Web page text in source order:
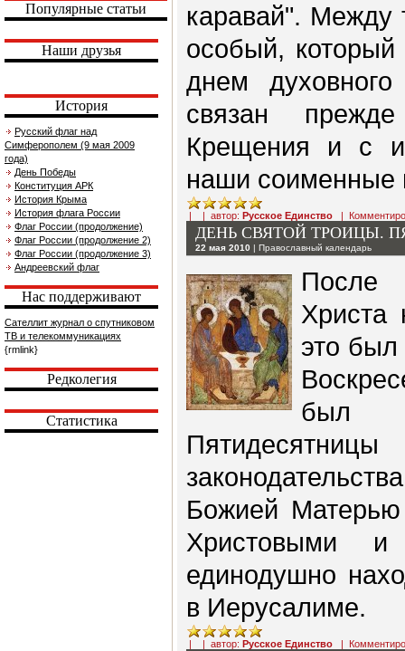
Популярные статьи
Наши друзья
История
Русский флаг над
Симферополем (9 мая 2009
года)
День Победы
Конституция АРК
История Крыма
История флага России
Флаг России (продолжение)
Флаг России (продолжение 2)
Флаг России (продолжение 3)
Андреевский флаг
Нас поддерживают
Сателлит журнал о спутниковом
ТВ и телекоммуникациях
{rmlink}
Редколегия
Статистика
каравай". Между
особый,
днем
связан
Крещения и с
наши соименные
| | автор: Русское Единство |
ДЕНЬ СВЯТОЙ ТРОИЦЫ.
22 мая 2010 | Православный календарь
После
Христа
это был
был
Божией
Христовыми
единодушно
в Иерусалиме.
| | автор: Русское Единство |